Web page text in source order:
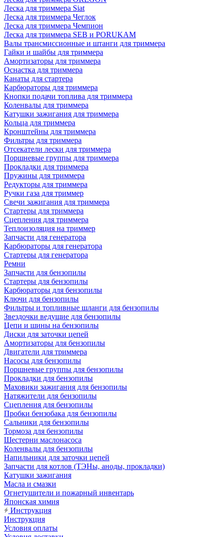
Леска для триммера Siat
Леска для триммера Чеглок
Леска для триммера Чемпион
Леска для триммера SEB и PORUKAM
Валы трансмиссионные и штанги для триммера
Гайки и шайбы для триммера
Амортизаторы для триммера
Оснастка для триммера
Канаты для стартера
Карбюраторы для триммера
Кнопки подачи топлива для триммера
Коленвалы для триммера
Катушки зажигания для триммера
Кольца для триммера
Кронштейны для триммера
Фильтры для триммера
Отсекатели лески для триммера
Поршневые группы для триммера
Прокладки для триммера
Пружины для триммера
Редукторы для триммера
Ручки газа для триммер
Свечи зажигания для триммера
Стартеры для триммера
Сцепления для триммера
Теплоизоляция на триммер
Запчасти для генератора
Карбюраторы для генератора
Стартеры для генератора
Ремни
Запчасти для бензопилы
Стартеры для бензопилы
Карбюраторы для бензопилы
Ключи для бензопилы
Фильтры и топливные шланги для бензопилы
Звездочки ведущие для бензопилы
Цепи и шины на бензопилы
Диски для заточки цепей
Амортизаторы для бензопилы
Двигатели для триммера
Насосы для бензопилы
Поршневые группы для бензопилы
Прокладки для бензопилы
Маховики зажигания для бензопилы
Натяжители для бензопилы
Сцепления для бензопилы
Пробки бензобака для бензопилы
Сальники для бензопилы
Тормоза для бензопилы
Шестерни маслонасоса
Коленвалы для бензопилы
Напильники для заточки цепей
Запчасти для котлов (ТЭНы, аноды, прокладки)
Катушки зажигания
Масла и смазки
Огнетушители и пожарный инвентарь
Японская химия
Инструкция
Инструкция
Условия оплаты